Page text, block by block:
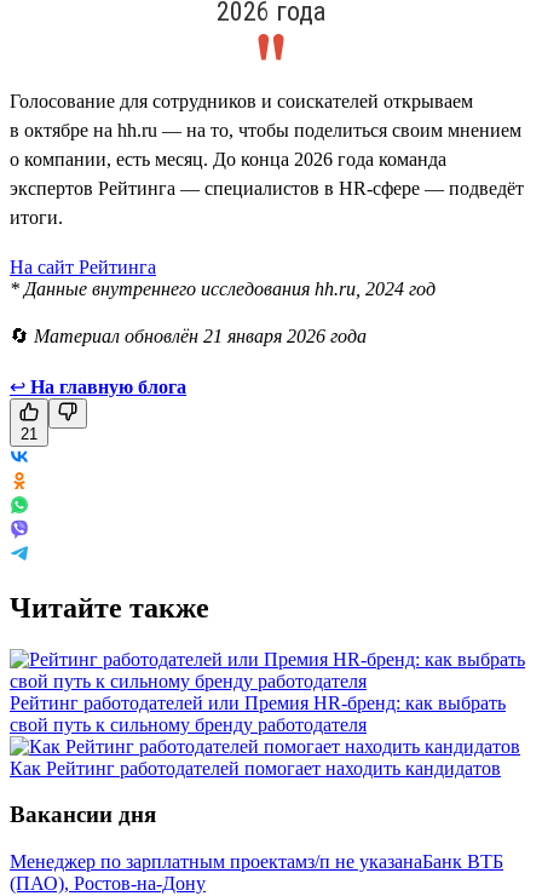
2026 года
Голосование для сотрудников и соискателей открываем
в октябре на hh.ru — на то, чтобы поделиться своим мнением
о компании, есть месяц. До конца 2026 года команда
экспертов Рейтинга — специалистов в HR-сфере — подведёт
итоги.
На сайт Рейтинга
* Данные внутреннего исследования hh.ru, 2024 год
🔄 Материал обновлён 21 января 2026 года
↩ На главную блога
21
Читайте также
Рейтинг работодателей или Премия HR-бренд: как выбрать
свой путь к сильному бренду работодателя
Как Рейтинг работодателей помогает находить кандидатов
Вакансии дня
Менеджер по зарплатным проектамз/п не указанаБанк ВТБ
(ПАО), Ростов-на-Дону